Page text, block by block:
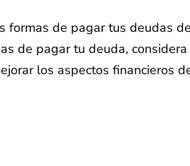
formas de pagar tus deudas
de pagar tu deuda,
los aspectos financieros